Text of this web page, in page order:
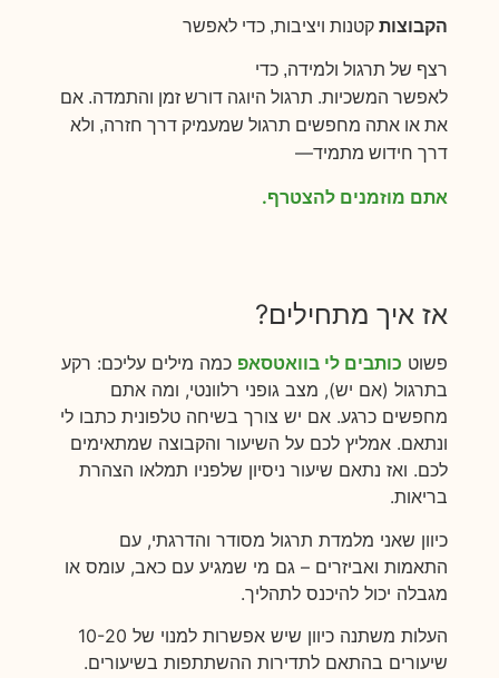
הקבוצות קטנות ויציבות, כדי לאפשר
רצף של תרגול ולמידה, כדי
לאפשר המשכיות. תרגול היוגה דורש זמן והתמדה. אם
את או אתה מחפשים תרגול שמעמיק דרך חזרה, ולא
דרך חידוש מתמיד—
אתם מוזמנים להצטרף.
אז איך מתחילים?
פשוט כותבים לי בוואטסאפ כמה מילים עליכם: רקע
בתרגול (אם יש), מצב גופני רלוונטי, ומה אתם
מחפשים כרגע. אם יש צורך בשיחה טלפונית כתבו לי
ונתאם. אמליץ לכם על השיעור והקבוצה שמתאימים
לכם. ואז נתאם שיעור ניסיון שלפניו תמלאו הצהרת
בריאות.
כיוון שאני מלמדת תרגול מסודר והדרגתי, עם
התאמות ואביזרים – גם מי שמגיע עם כאב, עומס או
מגבלה יכול להיכנס לתהליך.
העלות משתנה כיוון שיש אפשרות למנוי של 10-20
שיעורים בהתאם לתדירות ההשתתפות בשיעורים.